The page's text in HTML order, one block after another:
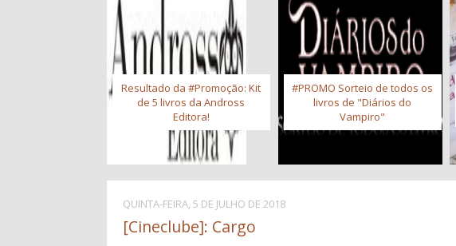
Resultado da #Promoção: Kit
de 5 livros da Andross
Editora!
#PROMO Sorteio de todos os
livros de "Diários do
Vampiro"
QUINTA-FEIRA, 5 DE JULHO DE 2018
[Cineclube]: Cargo